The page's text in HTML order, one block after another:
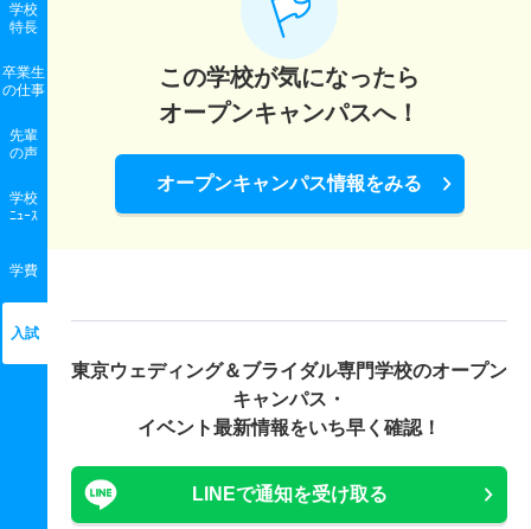
学校
特長
卒業生
の仕事
先輩
の声
学校
ﾆｭｰｽ
学費
入試
この学校が気になったら
オープンキャンパスへ！
オープンキャンパス情報をみる
東京ウェディング＆ブライダル専門学校のオープン
キャンパス・
イベント最新情報をいち早く確認！
LINEで通知を受け取る